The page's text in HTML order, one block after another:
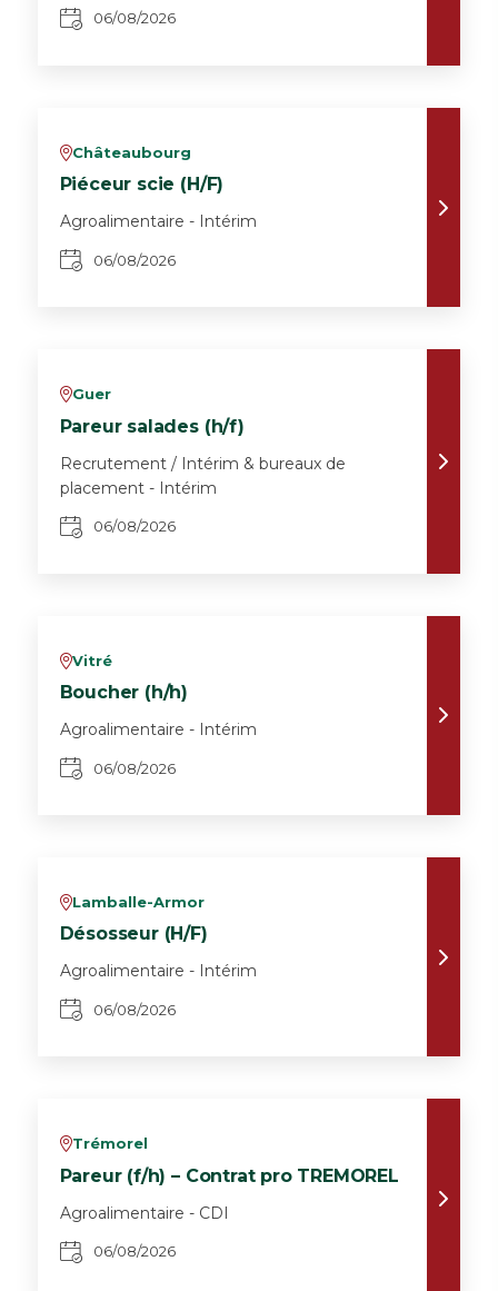
06/08/2026
vChâteaubourg
Piéceur scie (H/F)
Agroalimentaire - Intérim
06/08/2026
vGuer
Pareur salades (h/f)
Recrutement / Intérim & bureaux de
placement - Intérim
06/08/2026
vVitré
Boucher (h/h)
Agroalimentaire - Intérim
06/08/2026
vLamballe-Armor
Désosseur (H/F)
Agroalimentaire - Intérim
06/08/2026
vTrémorel
Pareur (f/h) – Contrat pro TREMOREL
Agroalimentaire - CDI
06/08/2026